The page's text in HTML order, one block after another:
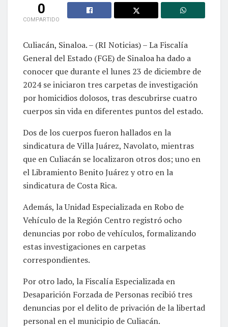
0
COMPARTIDO
Culiacán, Sinaloa. – (RI Noticias) – La Fiscalía
General del Estado (FGE) de Sinaloa ha dado a
conocer que durante el lunes 23 de diciembre de
2024 se iniciaron tres carpetas de investigación
por homicidios dolosos, tras descubrirse cuatro
cuerpos sin vida en diferentes puntos del estado.
Dos de los cuerpos fueron hallados en la
sindicatura de Villa Juárez, Navolato, mientras
que en Culiacán se localizaron otros dos; uno en
el Libramiento Benito Juárez y otro en la
sindicatura de Costa Rica.
Además, la Unidad Especializada en Robo de
Vehículo de la Región Centro registró ocho
denuncias por robo de vehículos, formalizando
estas investigaciones en carpetas
correspondientes.
Por otro lado, la Fiscalía Especializada en
Desaparición Forzada de Personas recibió tres
denuncias por el delito de privación de la libertad
personal en el municipio de Culiacán.